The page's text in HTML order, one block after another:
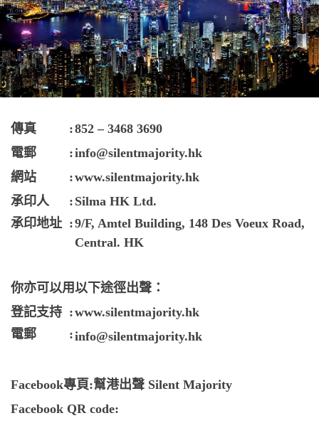
時事
觀點
投票
視頻
系列
關於我們
傳真 :852 – 3468 3690
電郵
:info@silentmajority.hk
網站
:www.silentmajority.hk
承印人
: Silma HK Ltd.
承印地址 :9/F, Amtel Building, 148 Des Voeux Road,
Central. HK
你亦可以用以下途徑出聲：
登記支持 :www.silentmajority.hk
電郵
:info@silentmajority.hk
Facebook專頁:幫港出聲 Silent Majority
Facebook QR code: